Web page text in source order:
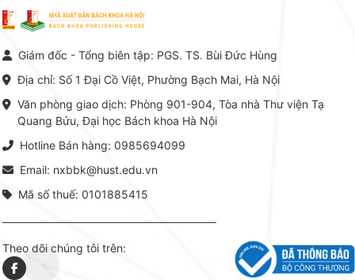
vực Hóa học phân tích tại Việt
Nam hiện nay. Bộ sách mang
đến một hệ thống tri thức hoàn
thuật thực hành -> Ứng dụng
chuyên ngành, được NXB Bách
khoa Hà Nội ấn hành cả hai
phiên bản sách giấy và điện tử.
tín trong
lý. Các
Giám đốc - Tổng biên tập: PGS. TS. Bùi Đức Hùng
Địa chỉ: Số 1 Đại Cồ Việt, Phường Bạch Mai, Hà Nội
Văn phòng giao dịch: Phòng 901-904, Tòa nhà Thư viện Tạ
Quang Bửu, Đại học Bách khoa Hà Nội
Hotline Bán hàng: 0985694099
Email: nxbbk@hust.edu.vn
Mã số thuế: 0101885415
Theo dõi chúng tôi trên: